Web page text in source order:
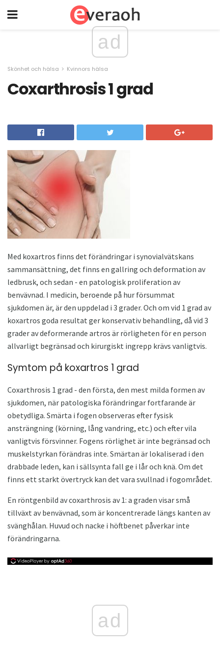
ad
Skönhet och hälsa Kvinnors hälsa
Coxarthrosis 1 grad
Med koxartros finns det förändringar i synovialvätskans
sammansättning, det finns en gallring och deformation av
ledbrusk, och sedan - en patologisk proliferation av
benvävnad. I medicin, beroende på hur försummat
sjukdomen är, är den uppdelad i 3 grader. Och om vid 1 grad av
koxartros goda resultat ger konservativ behandling, då vid 3
grader av deformerande artros är rörligheten för en person
allvarligt begränsad och kirurgiskt ingrepp krävs vanligtvis.
Symtom på koxartros 1 grad
Coxarthrosis 1 grad - den första, den mest milda formen av
sjukdomen, när patologiska förändringar fortfarande är
obetydliga. Smärta i fogen observeras efter fysisk
ansträngning (körning, lång vandring, etc.) och efter vila
vanligtvis försvinner. Fogens rörlighet är inte begränsad och
muskelstyrkan förändras inte. Smärtan är lokaliserad i den
drabbade leden, kan i sällsynta fall ge i lår och knä. Om det
finns ett starkt övertryck kan det vara svullnad i fogområdet.
En röntgenbild av coxarthrosis av 1: a graden visar små
tillväxt av benvävnad, som är koncentrerade längs kanten av
svänghålan. Huvud och nacke i höftbenet påverkar inte
förändringarna.
ad